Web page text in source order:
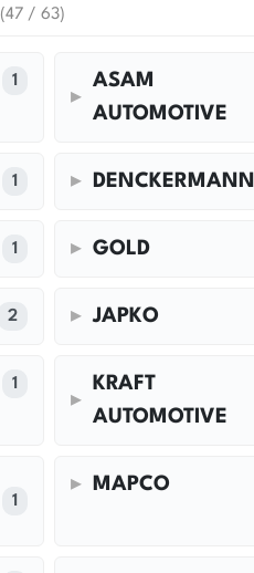
(47 / 63)
1
ASAM
AUTOMOTIVE
1 DENCKERMANN
1 GOLD
2 JAPKO
1
KRAFT
AUTOMOTIVE
1
MAPCO